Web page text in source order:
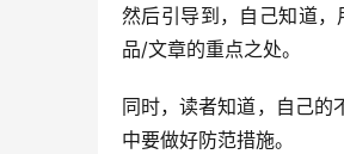
然后引导到，自己知道
品/文章的重点之处。
同时，读者知道，自己的
中要做好防范措施。